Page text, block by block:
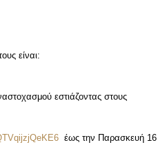
είναι:
εστιάζοντας στους
έως την Παρασκευή 16